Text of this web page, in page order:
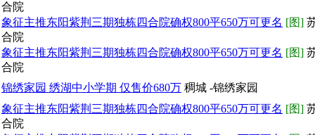
合院
象征主推东阳紫荆三期独栋四合院确权800平650万可更名 [图]
合院
象征主推东阳紫荆三期独栋四合院确权800平650万可更名 [图]
合院
锦绣家园 绣湖中小学期 仅售价680万 稠城 -锦绣家园
象征主推东阳紫荆三期独栋四合院确权800平650万可更名 [图]
合院